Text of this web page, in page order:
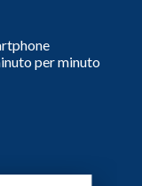
per minuto